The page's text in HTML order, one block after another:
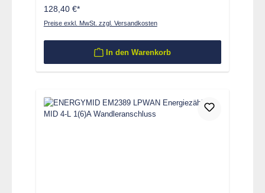
128,40 €*
Preise exkl. MwSt. zzgl. Versandkosten
In den Warenkorb